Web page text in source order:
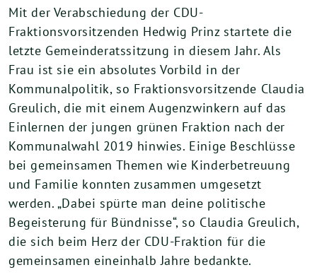
Mit der Verabschiedung der CDU-
Fraktionsvorsitzenden Hedwig Prinz startete die
letzte Gemeinderatssitzung in diesem Jahr. Als
Frau ist sie ein absolutes Vorbild in der
Kommunalpolitik, so Fraktionsvorsitzende Claudia
Greulich, die mit einem Augenzwinkern auf das
Einlernen der jungen grünen Fraktion nach der
Kommunalwahl 2019 hinwies. Einige Beschlüsse
bei gemeinsamen Themen wie Kinderbetreuung
und Familie konnten zusammen umgesetzt
werden. „Dabei spürte man deine politische
Begeisterung für Bündnisse“, so Claudia Greulich,
die sich beim Herz der CDU-Fraktion für die
gemeinsamen eineinhalb Jahre bedankte.